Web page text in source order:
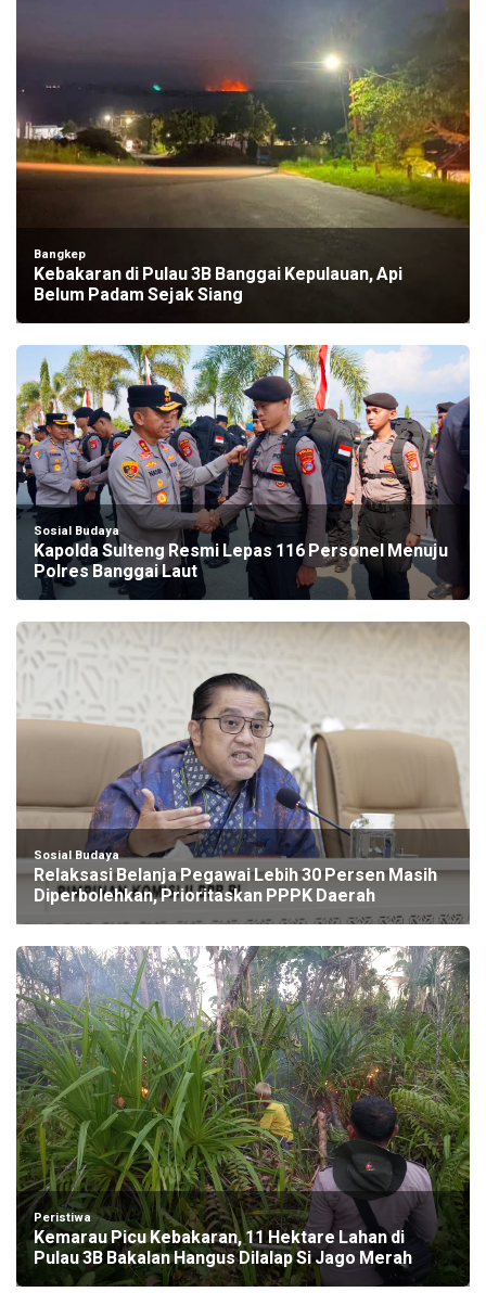
Bangkep
Kebakaran di Pulau 3B Banggai Kepulauan, Api
Belum Padam Sejak Siang
Sosial Budaya
Kapolda Sulteng Resmi Lepas 116 Personel Menuju
Polres Banggai Laut
Sosial Budaya
Relaksasi Belanja Pegawai Lebih 30 Persen Masih
Diperbolehkan, Prioritaskan PPPK Daerah
Peristiwa
Kemarau Picu Kebakaran, 11 Hektare Lahan di
Pulau 3B Bakalan Hangus Dilalap Si Jago Merah